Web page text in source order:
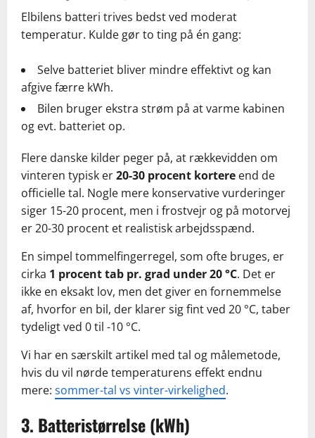
Elbilens batteri trives bedst ved moderat
temperatur. Kulde gør to ting på én gang:
Selve batteriet bliver mindre effektivt og kan
afgive færre kWh.
Bilen bruger ekstra strøm på at varme kabinen
og evt. batteriet op.
Flere danske kilder peger på, at rækkevidden om
vinteren typisk er20-30 procent kortere end de
officielle tal. Nogle mere konservative vurderinger
siger 15-20 procent, men i frostvejr og på motorvej
er 20-30 procent et realistisk arbejdsspænd.
En simpel tommelfingerregel, som ofte bruges, er
cirka 1 procent tab pr. grad under 20 °C. Det er
ikke en eksakt lov, men det giver en fornemmelse
af, hvorfor en bil, der klarer sig fint ved 20 °C, taber
tydeligt ved 0 til -10 °C.
Vi har en særskilt artikel med tal og målemetode,
hvis du vil nørde temperaturens effekt endnu
mere: sommer-tal vs vinter-virkelighed.
3. Batteristørrelse (kWh)